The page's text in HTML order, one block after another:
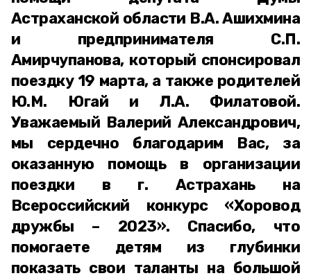
Астраханской области В.А. Ашихмина
и предпринимателя С.П.
Амирчупанова, который спонсировал
поездку 19 марта, а также родителей
Ю.М. Югай и Л.А. Филатовой.
Уважаемый Валерий Александрович,
мы сердечно благодарим Вас, за
оказанную помощь в организации
поездки в г. Астрахань на
Всероссийский конкурс «Хоровод
дружбы – 2023». Спасибо, что
помогаете детям из глубинки
показать свои таланты на большой